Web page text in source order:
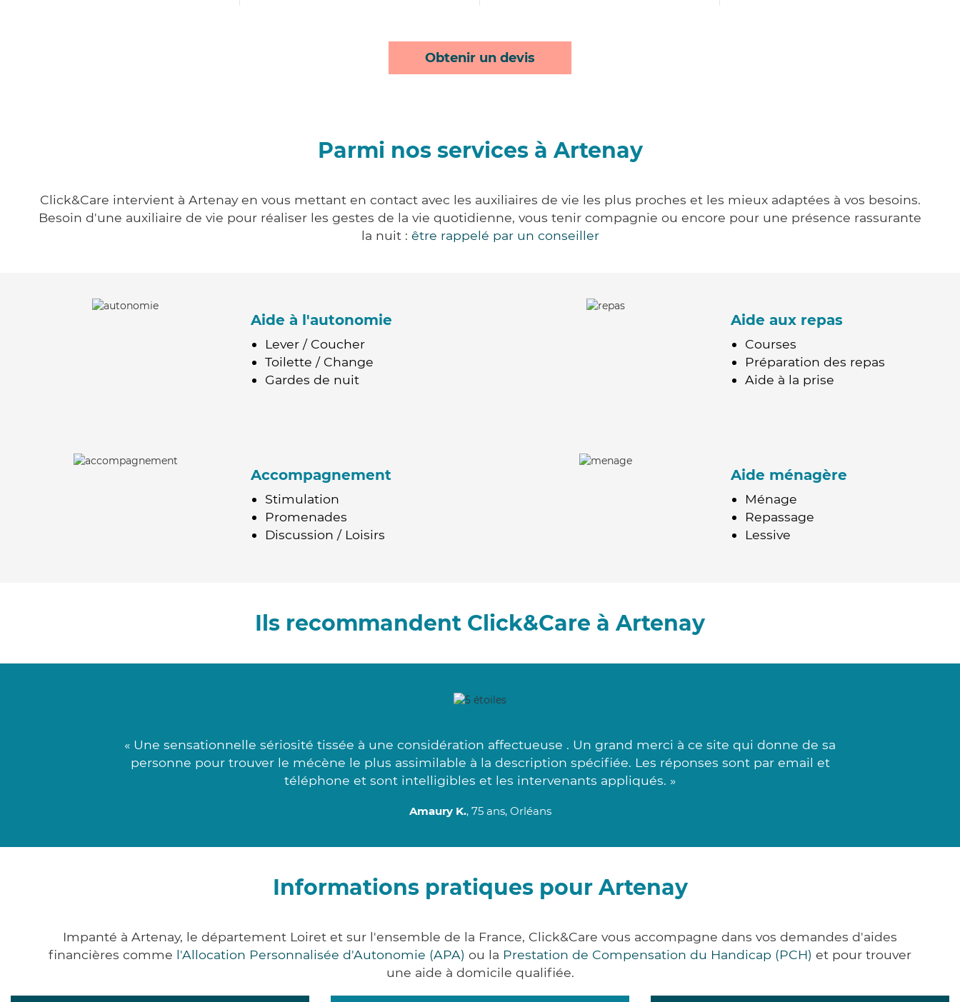
Obtenir un devis
Parmi nos services à Artenay
Click&Care intervient à Artenay en vous mettant en contact avec les auxiliaires de vie les plus proches et les mieux adaptées à vos besoins.
Besoin d'une auxiliaire de vie pour réaliser les gestes de la vie quotidienne, vous tenir compagnie ou encore pour une présence rassurante
la nuit : être rappelé par un conseiller
Aide à l'autonomie
Lever / Coucher
Toilette / Change
Gardes de nuit
Aide aux repas
Courses
Préparation des repas
Aide à la prise
Accompagnement
Stimulation
Promenades
Discussion / Loisirs
Aide ménagère
Ménage
Repassage
Lessive
Ils recommandent Click&Care à Artenay
« Une sensationnelle sériosité tissée à une considération affectueuse . Un grand merci à ce site qui donne de sa
personne pour trouver le mécène le plus assimilable à la description spécifiée. Les réponses sont par email et
téléphone et sont intelligibles et les intervenants appliqués. »
Amaury K., 75 ans, Orléans
Informations pratiques pour Artenay
Impanté à Artenay, le département Loiret et sur l'ensemble de la France, Click&Care vous accompagne dans vos demandes d'aides
financières comme l'Allocation Personnalisée d'Autonomie (APA) ou la Prestation de Compensation du Handicap (PCH) et pour trouver
une aide à domicile qualifiée.